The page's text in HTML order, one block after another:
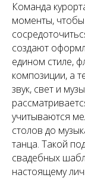
Команда
моменты,
создают
едином стиле,
композиции, а
звук, свет и
учитываются
столов до
танца. Такой
свадебных
настоящему